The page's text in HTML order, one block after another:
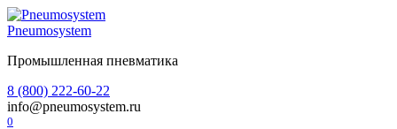
Перейти
к
Pneumosystem
Промышленная пневматика
8 (800) 222-60-22
info@pneumosystem.ru
0